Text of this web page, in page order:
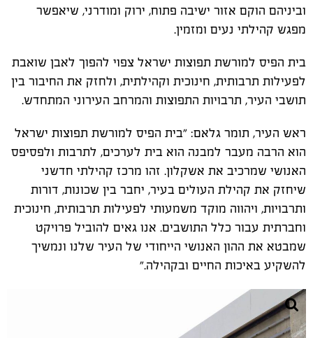
וביניהם הוקם אזור ישיבה פתוח, ירוק ומודרני, שיאפשר
מפגש קהילתי נעים ומזמין.
בית הפיס למורשת תפוצות ישראל צפוי להפוך לאבן שואבת
לפעילות תרבותית, חינוכית וקהילתית, ולחזק את החיבור בין
תושבי העיר, תרבויות התפוצות והמרחב העירוני המתחדש.
ראש העיר, תומר גלאם: "בית הפיס למורשת תפוצות ישראל
הוא הרבה מעבר למבנה הוא בית לערכים, לתרבות ולפסיפס
האנושי שמרכיב את אשקלון. זהו מרכז קהילתי חדשני
שיחזק את קהילת העולים בעיר, יחבר בין שכונות, דורות
ותרבויות, ויהווה מוקד משמעותי לפעילות תרבותית, חינוכית
וחברתית עבור כלל התושבים. אנו גאים להוביל פרויקט
שמבטא את ההון האנושי הייחודי של העיר שלנו ונמשיך
להשקיע באיכות החיים ובקהילה."